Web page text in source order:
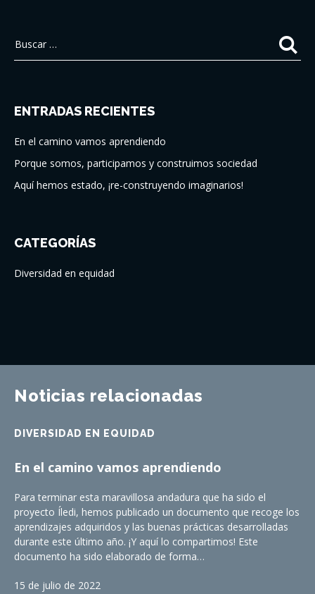
ENTRADAS RECIENTES
En el camino vamos aprendiendo
Porque somos, participamos y construimos sociedad
Aquí hemos estado, ¡re-construyendo imaginarios!
CATEGORÍAS
Diversidad en equidad
Noticias relacionadas
DIVERSIDAD EN EQUIDAD
En el camino vamos aprendiendo
Para terminar esta maravillosa andadura que ha sido el
proyecto Íledi, hemos publicado un documento que recoge los
aprendizajes adquiridos y las buenas prácticas desarrolladas
durante este último año. ¡Y aquí lo compartimos! Este
documento ha sido elaborado de forma…
15 de julio de 2022